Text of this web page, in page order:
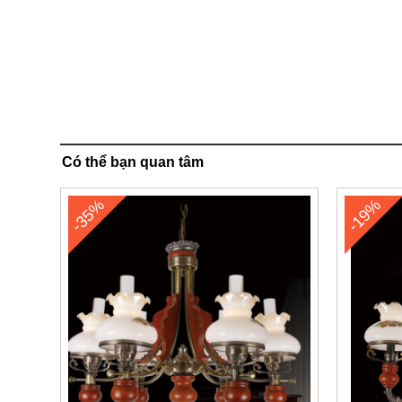
Có thể bạn quan tâm
-35% -19%